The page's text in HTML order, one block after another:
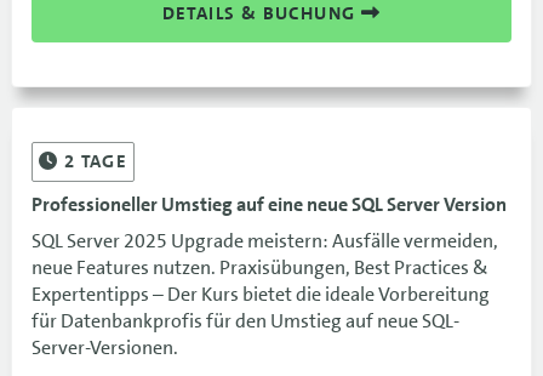
DETAILS & BUCHUNG
2 TAGE
Professioneller Umstieg auf eine neue SQL Server Version
SQL Server 2025 Upgrade meistern: Ausfälle vermeiden,
neue Features nutzen. Praxisübungen, Best Practices &
Expertentipps – Der Kurs bietet die ideale Vorbereitung
für Datenbankprofis für den Umstieg auf neue SQL-
Server-Versionen.